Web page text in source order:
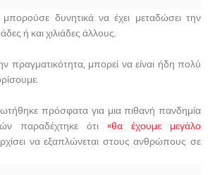
δυνητικά να έχει μεταδώσει την
ή και χιλιάδες άλλους.
πραγματικότητα, μπορεί να είναι ήδη πολύ
πρόσφατα για μια πιθανή πανδημία
παραδέχτηκε ότι «θα έχουμε μεγάλο
να εξαπλώνεται στους ανθρώπους σε